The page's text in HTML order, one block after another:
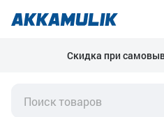
Скидка при